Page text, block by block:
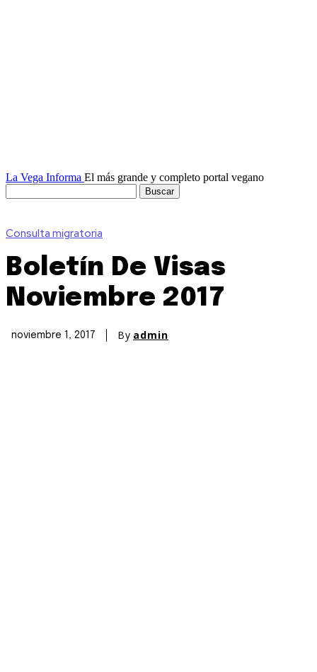
La Vega Informa El más grande y completo portal vegano
Consulta migratoria
Boletín De Visas
Noviembre 2017
noviembre 1, 2017 By admin